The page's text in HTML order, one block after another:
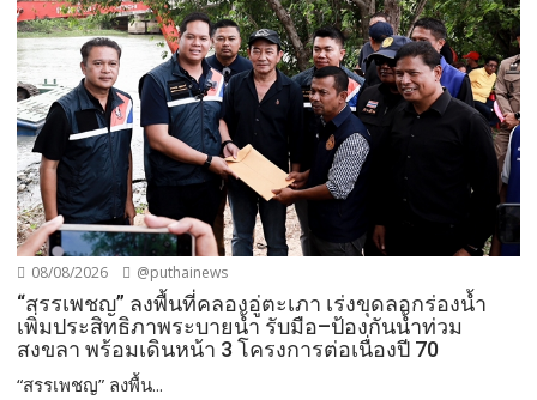
08/08/2026 @puthainews
“สรรเพชญ” ลงพื้นที่คลองอู่ตะเภา เร่งขุดลอกร่องน้ำ
เพิ่มประสิทธิภาพระบายน้ำ รับมือ–ป้องกันน้ำท่วม
สงขลา พร้อมเดินหน้า 3 โครงการต่อเนื่องปี 70
“สรรเพชญ” ลงพื้น...